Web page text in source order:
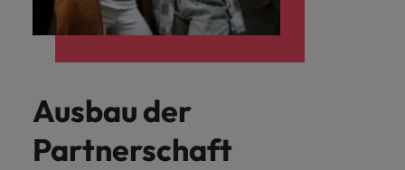
Ausbau der
Partnerschaft